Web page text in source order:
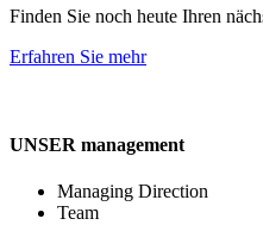
Finden Sie noch heute Ihren
Erfahren Sie mehr
UNSER management
Managing Direction
Team